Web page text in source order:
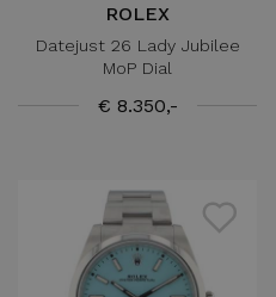
ROLEX
Datejust 26 Lady Jubilee
MoP Dial
€ 8.350,-